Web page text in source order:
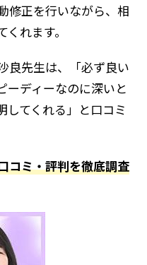
修正を行いながら、相
れます。
良先生は、「必ず良い
ーディーなのに深いと
してくれる」と口コミ
コミ・評判を徹底調査